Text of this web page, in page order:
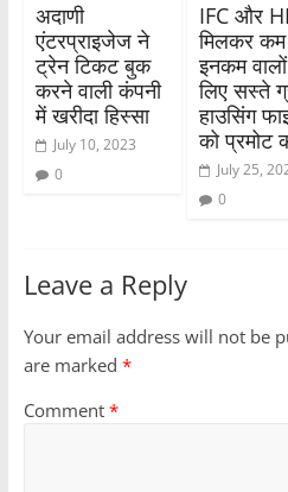
अदाणी
एंटरप्राइजेज ने
ट्रेन टिकट बुक
करने वाली कंपनी
में खरीदा हिस्सा
July 10, 2023
0
IFC और
मिलकर कम
इनकम
लिए सस्ते
हाउसिंग
को प्रमोट
July 25,
0
Leave a Reply
Your email address will not be
are marked *
Comment *